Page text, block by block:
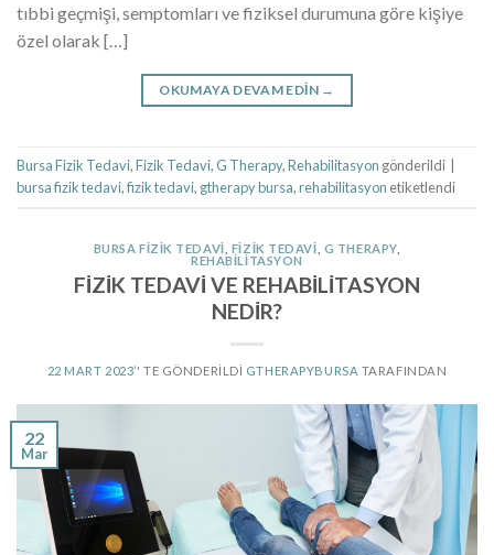
tıbbi geçmişi, semptomları ve fiziksel durumuna göre kişiye
özel olarak […]
OKUMAYA DEVAM EDIN →
Bursa Fizik Tedavi,Fizik Tedavi, G Therapy,Rehabilitasyon gönderildi
bursa fizik tedavi,fizik tedavi, gtherapy bursa,rehabilitasyon etiketlendi
BURSA FIZIK TEDAVI FIZIK TEDAVI G THERAPY,
REHABILITASYON
FİZİK TEDAVİ VE REHABİLİTASYON
NEDİR?
22 MART 2023’' TE GÖNDERILDI GTHERAPYBURSA TARAFINDAN
22
Mar